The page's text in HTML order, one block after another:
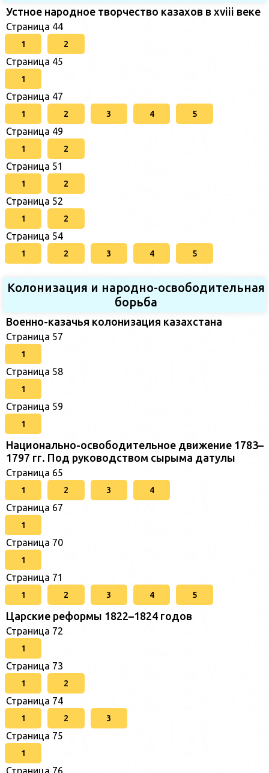
Устное народное творчество казахов в xviii веке
Страница 44
1 2
Страница 45
1
Страница 47
1 2 3 4 5
Страница 49
1 2
Страница 51
1 2
Страница 52
1 2
Страница 54
1 2 3 4 5
Колонизация и народно-освободительная
борьба
Военно-казачья колонизация казахстана
Страница 57
1
Страница 58
1
Страница 59
1
Национально-освободительное движение 1783–
1797 гг. Под руководством сырыма датулы
Страница 65
1 2 3 4
Страница 67
1
Страница 70
1
Страница 71
1 2 3 4 5
Царские реформы 1822–1824 годов
Страница 72
1
Страница 73
1 2
Страница 74
1 2 3
Страница 75
1
Страница 76